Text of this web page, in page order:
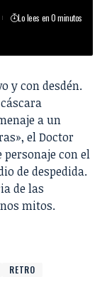
Lo lees en 0 minutos
y con desdén.
a un
el Doctor
con el
de despedida.
de las
mitos.
RETRO